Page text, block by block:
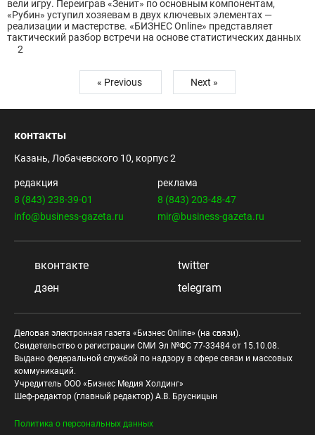
вели игру. Переиграв «Зенит» по основным компонентам,
«Рубин» уступил хозяевам в двух ключевых элементах —
реализации и мастерстве. «БИЗНЕС Online» представляет
тактический разбор встречи на основе статистических данных
2
« Previous Next »
контакты
Казань, Лобачевского 10, корпус 2
редакция
8 (843) 238-39-01
info@business-gazeta.ru
реклама
8 (843) 203-48-47
mir@business-gazeta.ru
вконтакте
twitter
дзен
telegram
Деловая электронная газета «Бизнес Online» (на связи).
Свидетельство о регистрации СМИ Эл №ФС 77-33484 от 15.10.08.
Выдано федеральной службой по надзору в сфере связи и массовых
коммуникаций.
Учредитель ООО «Бизнес Медия Холдинг»
Шеф-редактор (главный редактор) А.В. Брусницын
Политика о персональных данных